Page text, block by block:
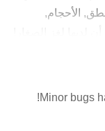
الأحجام,
!
(ألعاب الأطفال
Minor bugs